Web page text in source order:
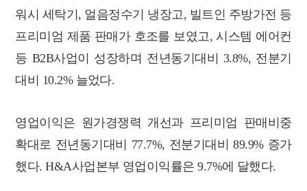
워시 세탁기, 얼음정수기 냉장고, 빌트인 주방가전 등
프리미엄 제품 판매가 호조를 보였고, 시스템 에어컨
등 B2B사업이 성장하며 전년동기대비 3.8%, 전분기
대비 10.2% 늘었다.
영업이익은 원가경쟁력 개선과 프리미엄 판매비중
확대로 전년동기대비 77.7%, 전분기대비 89.9% 증가
했다. H&A사업본부 영업이익률은 9.7%에 달했다.